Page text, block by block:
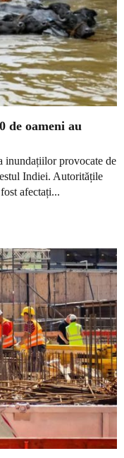
de oameni au
inundațiilor provocate de
Indiei. Autoritățile
afectați...